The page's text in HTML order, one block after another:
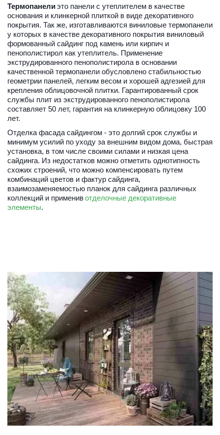
Термопанели это панели с утеплителем в качестве
основания и клинкерной плиткой в виде декоративного
покрытия. Так же, изготавливаются виниловые термопанели
у которых в качестве декоративного покрытия виниловый
формованный сайдинг под камень или кирпич и
пенополистирол как утеплитель. Применение
экструдированного пенополистирола в основании
качественной термопанели обусловлено стабильностью
геометрии панелей, легким весом и хорошей адгезией для
крепления облицовочной плитки. Гарантированный срок
службы плит из экструдированного пенополистирола
составляет 50 лет, гарантия на клинкерную облицовку 100
лет.
Отделка фасада сайдингом - это долгий срок службы и
минимум усилий по уходу за внешним видом дома, быстрая
установка, в том числе своими силами и низкая цена
сайдинга. Из недостатков можно отметить однотипность
схожих строений, что можно компенсировать путем
комбинаций цветов и фактур сайдинга,
взаимозаменяемостью планок для сайдинга различных
коллекций и применив отделочные декоративные
элементы.